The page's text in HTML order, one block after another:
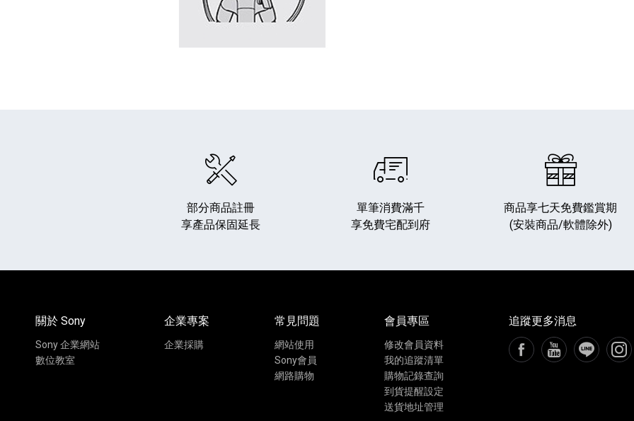
部分商品註冊
享產品保固延長
單筆消費滿千
享免費宅配到府
商品享七天免費鑑賞期
(安裝商品/軟體除外)
關於 Sony
Sony 企業網站
數位教室
企業專案
企業採購
常見問題
網站使用
Sony會員
網路購物
會員專區
修改會員資料
我的追蹤清單
購物記錄查詢
到貨提醒設定
送貨地址管理
追蹤更多消息
FB粉絲專頁[另開新視
YouTube頻道[
加入 追